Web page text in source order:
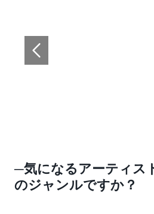
─気になるアーティス
のジャンルですか？